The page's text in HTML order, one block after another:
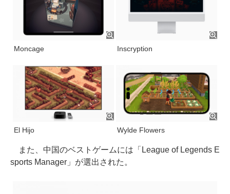
Moncage Inscryption
El Hijo Wylde Flowers
また、中国のベストゲームには「League of Legends E
sports Manager」が選出された。